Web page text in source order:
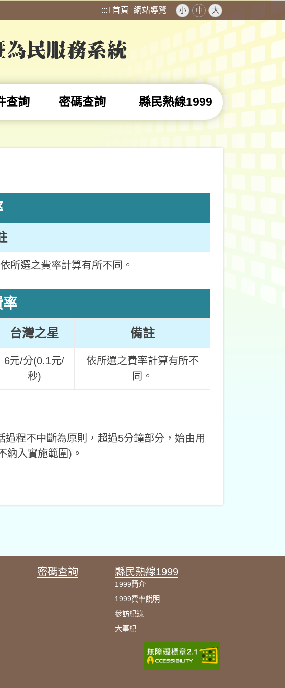
::: 首頁 網站導覽 小 中 大
查詢 密碼查詢 縣民熱線1999
所選之費率計算有所不同。
台灣之星 備註
6元/分(0.1元/
秒)
依所選之費率計算有所不
同。
程不中斷為原則，超過5分鐘部分，始由用
納入實施範圍)。
密碼查詢 縣民熱線1999
1999簡介
1999費率說明
參訪紀錄
大事紀